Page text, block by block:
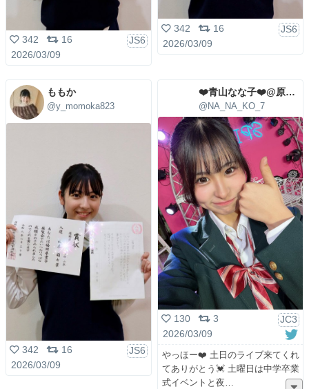
342 16
JS6
2026/03/09
342 16
JS6
2026/03/09
ももか
@y_momoka823
342 16
JS6
2026/03/09
❤️青山なな子❤️@原宿学園
@NA_NA_KO_7
130 3
JC3
2026/03/09
やっほー❤️ 土日のライブ来てくれ
てありがとう💓 土曜日は中学卒業
式イベントと夜